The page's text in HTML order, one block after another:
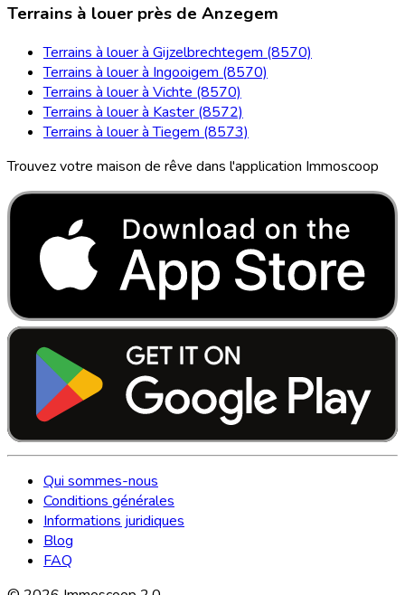
Terrains à louer près de Anzegem
Terrains à louer à Gijzelbrechtegem (8570)
Terrains à louer à Ingooigem (8570)
Terrains à louer à Vichte (8570)
Terrains à louer à Kaster (8572)
Terrains à louer à Tiegem (8573)
Trouvez votre maison de rêve dans l'application Immoscoop
Qui sommes-nous
Conditions générales
Informations juridiques
Blog
FAQ